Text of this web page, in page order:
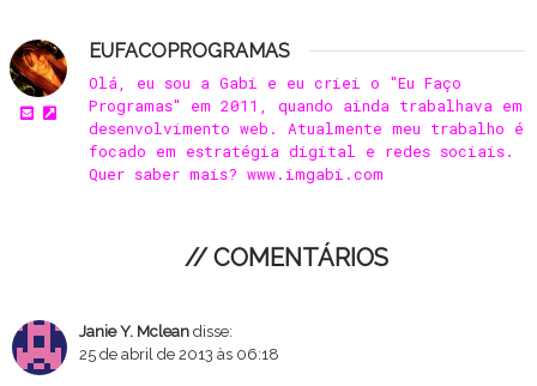
EUFACOPROGRAMAS
Olá, eu sou a Gabi e eu criei o "Eu Faço
Programas" em 2011, quando ainda trabalhava em
desenvolvimento web. Atualmente meu trabalho é
focado em estratégia digital e redes sociais.
Quer saber mais? www.imgabi.com
// COMENTÁRIOS
Janie Y. Mclean disse:
25 de abril de 2013 às 06:18